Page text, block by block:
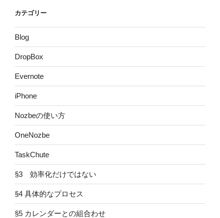
カテゴリー
Blog
DropBox
Evernote
iPhone
Nozbeの使い方
OneNozbe
TaskChute
§3 効率化だけではない
§4 具体的なプロセス
§5 カレンダーとの組合わせ